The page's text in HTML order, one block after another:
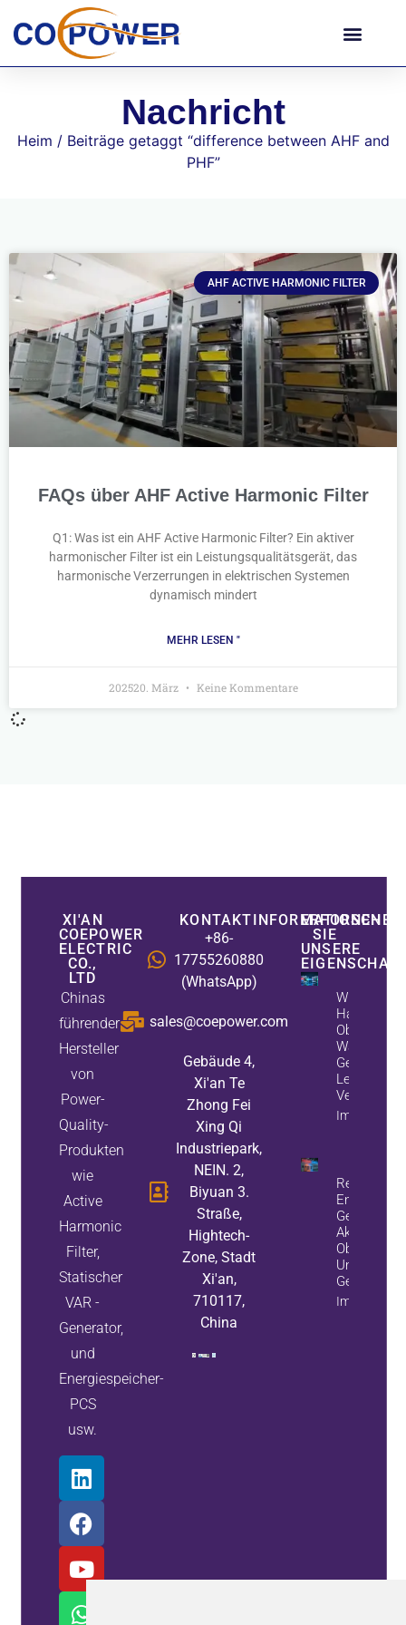
Nachricht
Heim / Beiträge getaggt “difference between AHF and
PHF”
AHF ACTIVE HARMONIC FILTER
FAQs über AHF Active Harmonic Filter
Q1: Was ist ein AHF Active Harmonic Filter? Ein aktiver
harmonischer Filter ist ein Leistungsqualitätsgerät, das
harmonische Verzerrungen in elektrischen Systemen
dynamisch mindert
MEHR LESEN "
202520. März Keine Kommentare
XI'AN
COEPOWER
ELECTRIC
CO.,
LTD
Chinas
führender
Hersteller
von
Power-
Quality-
Produkten
wie
Active
Harmonic
Filter,
Statischer
VAR -
Generator,
und
Energiespeicher-
PCS
usw.
KONTAKTINFORMATIONEN
+86-
17755260880
(WhatsApp)
sales@coepower.com
Gebäude 4,
Xi'an Te
Zhong Fei
Xing Qi
Industriepark,
NEIN. 2,
Biyuan 3.
Straße,
Hightech-
Zone, Stadt
Xi'an,
710117,
China
ERFORSCHEN
SIE
UNSERE
Wie Aktive
Oberwellen
Während
Verbessern
Reduzieren
Aktiven
Und